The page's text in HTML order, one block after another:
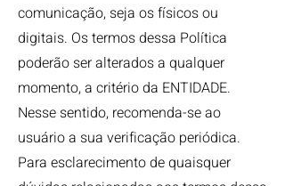
comunicação, seja os físicos ou
digitais. Os termos dessa Política
poderão ser alterados a qualquer
momento, a critério da ENTIDADE.
Nesse sentido, recomenda-se ao
usuário a sua verificação periódica.
Para esclarecimento de quaisquer